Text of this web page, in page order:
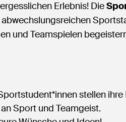
Erlebnis! Die
und Teamspielen
stellen ihre
Sport und Teamgeist.